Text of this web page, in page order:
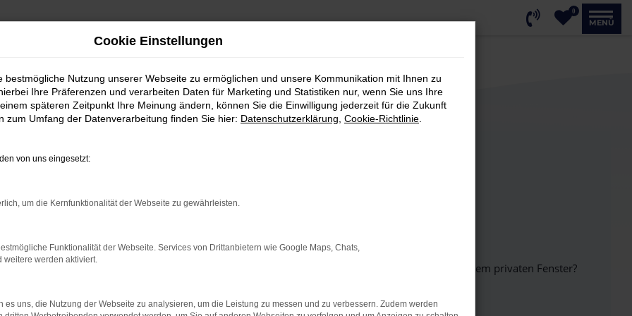
0
MENÜ
bestimmter Seiten verhindern. Funktioniert die Seite in einem anderen Browser oder in einem privaten Fenster?
beheben.
Cookie Einstellungen
bestmögliche Nutzung unserer Webseite zu ermöglichen und unsere Kommunikation mit Ihnen zu
Ihre Präferenzen und verarbeiten Daten für Marketing und Statistiken nur, wenn Sie uns Ihre
späteren Zeitpunkt Ihre Meinung ändern, können Sie die Einwilligung jederzeit für die Zukunft
zum Umfang der Datenverarbeitung finden Sie hier: Datenschutzerklärung Cookie-Richtlinie
von uns eingesetzt:
um die Kernfunktionalität der Webseite zu gewährleisten.
Funktionalität der Webseite. Services von Drittanbietern wie Google Maps, Chats,
weitere werden aktiviert.
es uns, die Nutzung der Webseite zu analysieren, um die Leistung zu messen und zu verbessern. Zudem werden